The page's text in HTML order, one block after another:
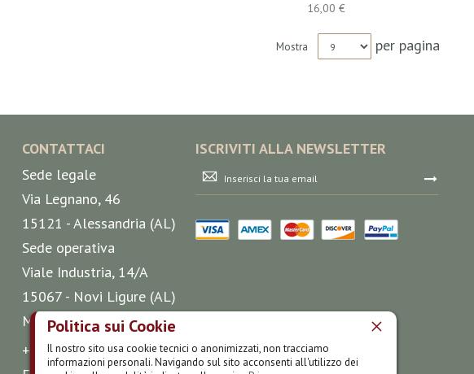
Politica sui Cookie
Il nostro sito usa cookie tecnici o anonimizzati, non tracciamo
informazioni personali. Navigando sul sito acconsenti all'utilizzo dei
16,00 €
Mostra per pagina
CONTATTACI
Sede legale
Via Legnano, 46
15121 - Alessandria (AL)
Sede operativa
Viale Industria, 14/A
15067 - Novi Ligure (AL)
Mappa
+39 0143 51 35 75
ISCRIVITI ALLA NEWSLETTER
Iscriviti
alla
nostra